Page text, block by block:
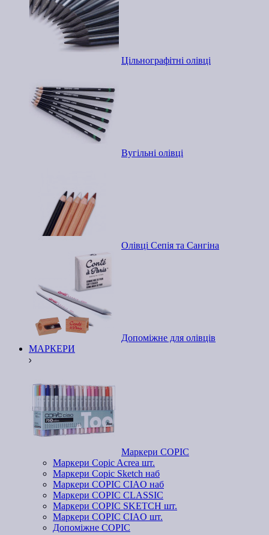
Цільнографітні олівці
Вугільні олівці
Олівці Сепія та Сангіна
Допоміжне для олівців
МАРКЕРИ
Маркери COPIC
Маркери Copic Acrea шт.
Маркери Copic Sketch наб
Маркери COPIC CIAO наб
Маркери COPIC CLASSIC
Маркери COPIC SKETCH шт.
Маркери COPIC CIAO шт.
Допоміжне COPIC